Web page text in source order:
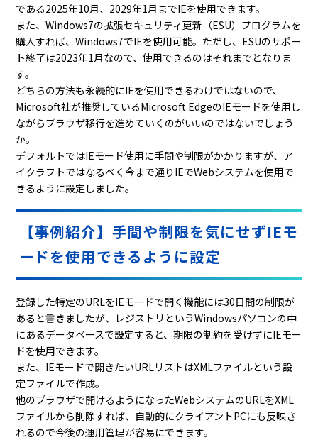
である2025年10月、 2029年1月までIEを使用できます。
また、Windows7の拡張セキュリティ更新（ESU）プログラムを
購入すれば、Windows7でIEを使用可能。ただし、 ESUのサポー
ト終了は2023年1月なので、使用できるのはそれまでとなりま
す。
どちらの方法も永続的にIEを使用できるわけではないので、
Microsoft社が推奨しているMicrosoft EdgeのIEモードを使用し
ながらブラウザ移行を進めていくのがいいのではないでしょう
か。
デフォルトではIEモード使用に手間や制限がかかりますが、ア
イクラフトではなるべく今まで通り IEでWebシステムを使用で
きるように設定しました。
【事例紹介】手間や制限を気にせずIEモ
ードを使用できるように設定
登録した特定のURLをIEモードで開く機能には30日間の制限が
あると書きましたが、レジストリというWindowsパソコンの中
にあるデータベースで設定すると、期限の制約を受けずにIEモー
ドを使用できます。
また、 IEモードで開きたいURL リストはXMLファイルという設
定ファイルで作成。
他のブラウザで開けるようになったWebシステムのURLをXML
ファイルから削除すれば、自動的にクライアントPCにも反映さ
れるので今後の運用管理が容易にできます。